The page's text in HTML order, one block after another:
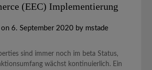
(EEC) Implementierung
on 6. September 2020by mstade
sind immer noch im beta Status,
wächst kontinuierlich. Ein